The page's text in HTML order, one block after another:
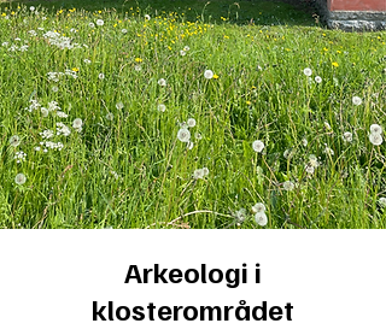
Arkeologi i
klosterområdet